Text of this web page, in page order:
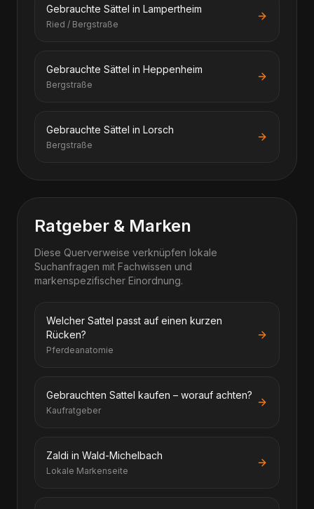
Gebrauchte Sättel in Lampertheim
Ried / Bergstraße
Gebrauchte Sättel in Heppenheim
Bergstraße
Gebrauchte Sättel in Lorsch
Bergstraße
Ratgeber & Marken
Diese Querverweise verknüpfen lokale
Suchanfragen mit Fachwissen und
markenspezifischer Einordnung.
Welcher Sattel passt auf einen kurzen
Rücken?
Pferdeanatomie
Gebrauchten Sattel kaufen – worauf achten?
Kaufratgeber
Zaldi in Wald-Michelbach
Lokale Markenseite